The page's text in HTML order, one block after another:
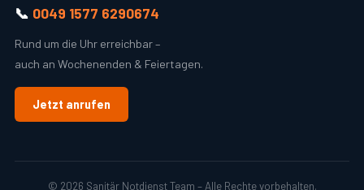
📞 0049 1577 6290674
Rund um die Uhr erreichbar –
auch an Wochenenden & Feiertagen.
Jetzt anrufen
© 2026 Sanitär Notdienst Team – Alle Rechte vorbehalten.